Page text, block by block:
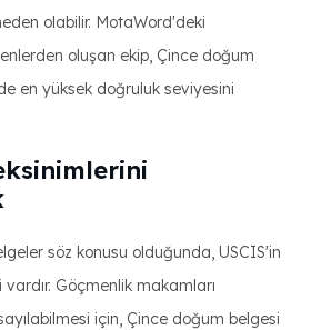
olabilir. MotaWord'deki
oluşan ekip, Çince doğum
en yüksek doğruluk seviyesini
söz konusu olduğunda, USCIS'in
Göçmenlik makamları
için, Çince doğum belgesi